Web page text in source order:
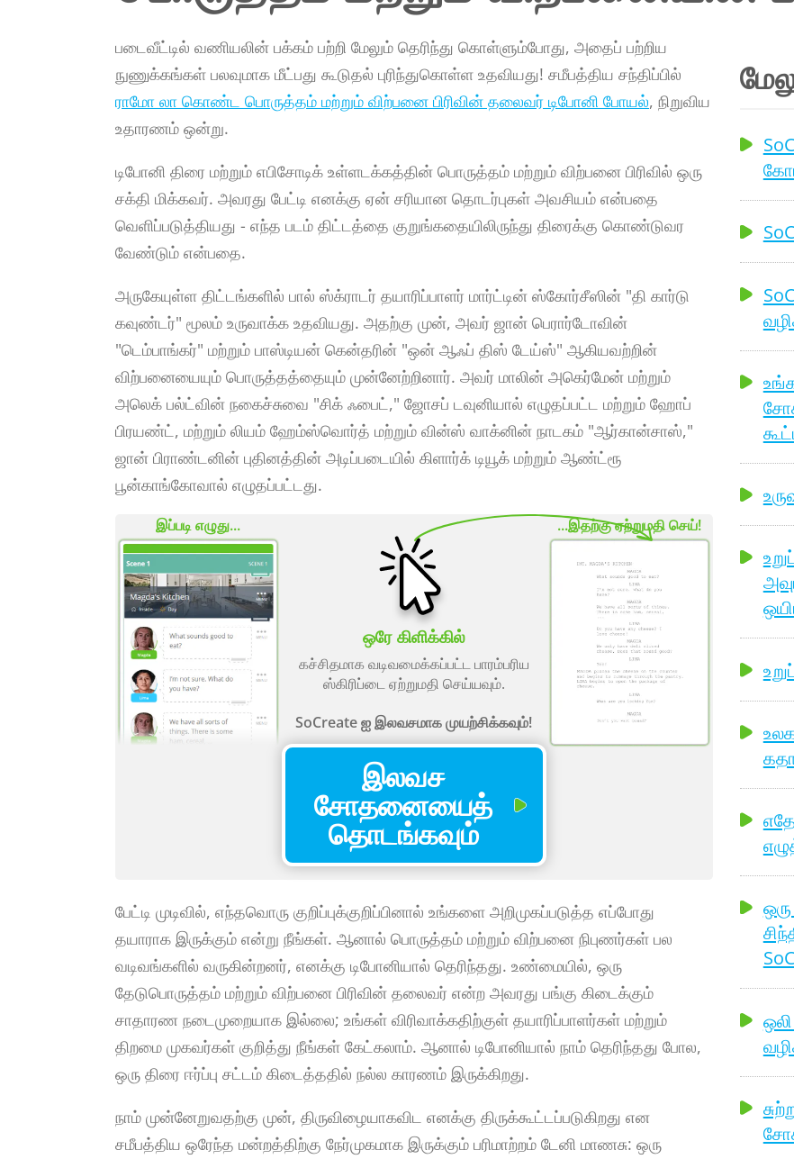
படைவீட்டில் வணியலின் பக்கம் பற்றி மேலும் தெரிந்து கொள்ளும்போது, ​​அதைப் பற்றிய
நுணுக்கங்கள் பலவுமாக மீட்பது கூடுதல் புரிந்துகொள்ள உதவியது! சமீபத்திய சந்திப்பில்
ராமோ லா கொண்ட பொருத்தம் மற்றும் விற்பனை பிரிவின் தலைவர் டிபோனி போயல், நிறுவிய
உதாரணம் ஒன்று.
டிபோனி திரை மற்றும் எபிசோடிக் உள்ளடக்கத்தின் பொருத்தம் மற்றும் விற்பனை பிரிவில் ஒரு
சக்தி மிக்கவர். அவரது பேட்டி எனக்கு ஏன் சரியான தொடர்புகள் அவசியம் என்பதை
வெளிப்படுத்தியது - எந்த படம் திட்டத்தை குறுங்கதையிலிருந்து திரைக்கு கொண்டுவர
வேண்டும் என்பதை.
அருகேயுள்ள திட்டங்களில் பால் ஸ்க்ராடர் தயாரிப்பாளர் மார்ட்டின் ஸ்கோர்சீஸின் "தி கார்டு
கவுண்டர்" மூலம் உருவாக்க உதவியது. அதற்கு முன், அவர் ஜான் பெரார்டோவின்
"டெம்பாங்கர்" மற்றும் பாஸ்டியன் கென்தரின் "ஒன் ஆஃப் திஸ் டேய்ஸ்" ஆகியவற்றின்
விற்பனையையும் பொருத்தத்தையும் முன்னேற்றினார். அவர் மாலின் அகெர்மேன் மற்றும்
அலெக் பல்ட்வின் நகைச்சுவை "சிக் ஃபைட்," ஜோசப் டவுனியால் எழுதப்பட்ட மற்றும் ஹோப்
பிரயண்ட், மற்றும் லியம் ஹேம்ஸ்வொர்த் மற்றும் வின்ஸ் வாக்னின் நாடகம் "ஆர்கான்சாஸ்,"
ஜான் பிராண்டனின் புதினத்தின் அடிப்படையில் கிளார்க் டியூக் மற்றும் ஆண்ட்ரூ
பூன்காங்கோவால் எழுதப்பட்டது.
ஒரே கிளிக்கில்
கச்சிதமாக வடிவமைக்கப்பட்ட பாரம்பரிய
ஸ்கிரிப்டை ஏற்றுமதி செய்யவும்.
SoCreate ஐ இலவசமாக முயற்சிக்கவும்!
இலவச
சோதனையைத்
தொடங்கவும்
இப்படி எழுது... ...இதற்கு ஏற்றுமதி செய்!
பேட்டி முடிவில், எந்தவொரு குறிப்புக்குறிப்பினால் உங்களை அறிமுகப்படுத்த எப்போது
தயாராக இருக்கும் என்று நீங்கள். ஆனால் பொருத்தம் மற்றும் விற்பனை நிபுணர்கள் பல
வடிவங்களில் வருகின்றனர், எனக்கு டிபோனியால் தெரிந்தது. உண்மையில், ஒரு
தேடுபொருத்தம் மற்றும் விற்பனை பிரிவின் தலைவர் என்ற அவரது பங்கு கிடைக்கும்
சாதாரண நடைமுறையாக இல்லை; உங்கள் விரிவாக்கதிற்குள் தயாரிப்பாளர்கள் மற்றும்
திறமை முகவர்கள் குறித்து நீங்கள் கேட்கலாம். ஆனால் டிபோனியால் நாம் தெரிந்தது போல,
ஒரு திரை ஈர்ப்பு சட்டம் கிடைத்ததில் நல்ல காரணம் இருக்கிறது.
நாம் முன்னேறுவதற்கு முன், திருவிழையாகவிட எனக்கு திருக்கூட்டப்படுகிறது என
சமீபத்திய ஒரேந்த மன்றத்திற்கு நேர்முகமாக இருக்கும் பரிமாற்றம் டேனி மாணசு: ஒரு